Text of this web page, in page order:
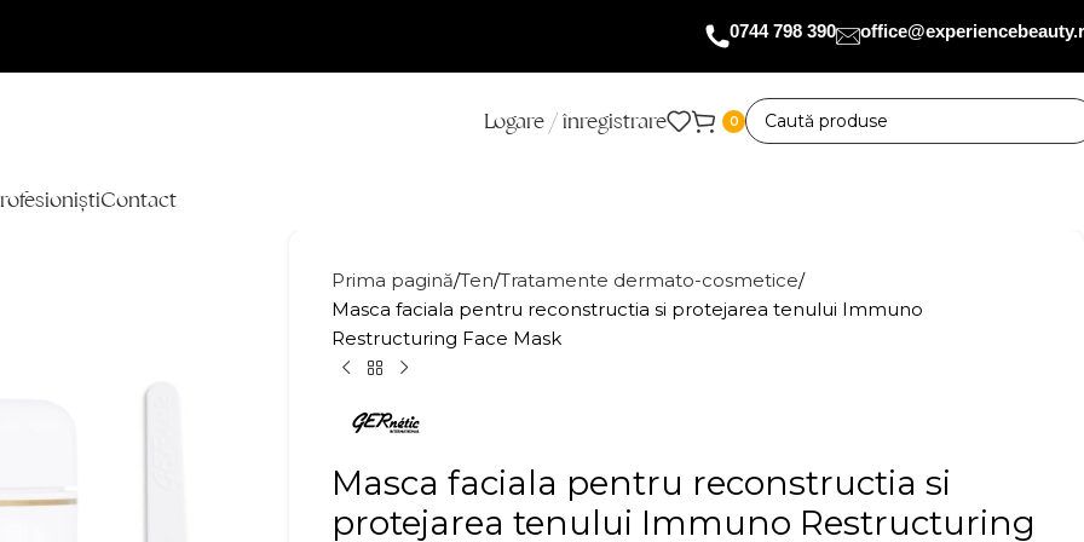
0744 798 390
Logare / înregistrare 0
Contact
Prima pagină Ten Tratamente dermato-cosmetice
Masca faciala pentru reconstructia si protejarea tenului Immuno
Restructuring Face Mask
Masca faciala pentru reconstructia si
protejarea tenului Immuno Restructuring